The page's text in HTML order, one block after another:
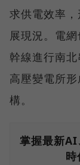
求供電效率
展現況。電
幹線進行南
高壓變電所
構。
掌握最新AI